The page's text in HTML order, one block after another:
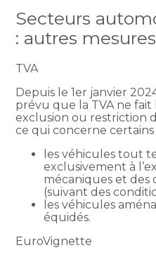
Secteurs
: autres
TVA
Depuis le 1er janvier
prévu que la TVA ne fait
exclusion ou restriction
ce qui concerne certains
les véhicules tout
exclusivement à
mécaniques et des
(suivant des
les véhicules
équidés.
EuroVignette